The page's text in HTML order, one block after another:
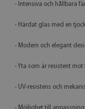
- Intensiva och hållbara
- Härdat glas med en
- Modern och elegant
- Yta som är resistent
- UV-resistens och
- Möjlighet till anpassning